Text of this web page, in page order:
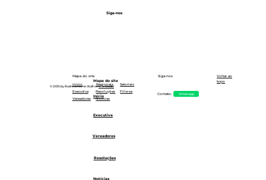
© 2035 by Business Name. Built onWix Studio
Mapa do site
Início Regionais
Setoriais
Executiva
Resoluções
Filie-se
Vereadores
Notícias
Siga-nos
Contato: Whatsapp
Voltar ao
topo
Executiva
Início
Mapa do site
Vereadores
Notícias
Resoluções
Siga-nos